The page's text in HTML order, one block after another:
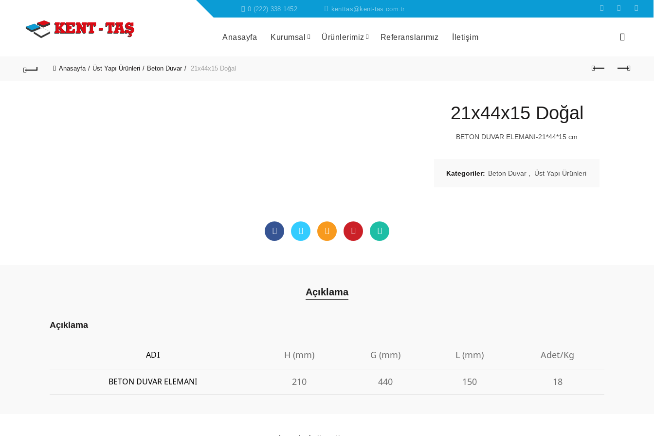
0 (222) 338 1452 kenttas@kent-tas.com.tr
Anasayfa Kurumsal Ürünlerimiz Referanslarımız İletişim
Anasayfa Üst Yapı Ürünleri Beton Duvar 21x44x15 Doğal
21x44x15 Doğal
BETON DUVAR ELEMANI-21*44*15 cm
Kategoriler: Beton Duvar Üst Yapı Ürünleri
Açıklama
Açıklama
ADI H (mm) G (mm) L (mm) Adet/Kg
BETON DUVAR ELEMANI 210 440 150 18